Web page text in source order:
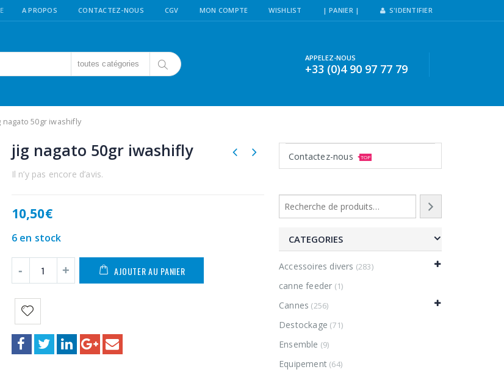
A PROPOS CONTACTEZ-NOUS CGV MON COMPTE WISHLIST | PANIER | S'IDENTIFIER
toutes catégories
APPELEZ-NOUS
+33 (0)4 90 97 77 79
nagato 50gr iwashifly
jig nagato 50gr iwashifly
Il n’y pas encore d’avis.
10,50€
6 en stock
AJOUTER AU PANIER
Contactez-nous TOP
CATEGORIES
Accessoires divers (283)
canne feeder (1)
Cannes (256)
Destockage (71)
Ensemble (9)
Equipement (64)